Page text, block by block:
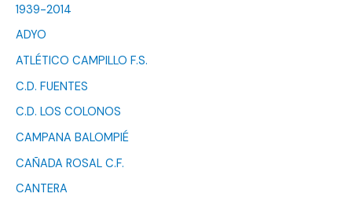
1939-2014
ADYO
ATLÉTICO CAMPILLO F.S.
C.D. FUENTES
C.D. LOS COLONOS
CAMPANA BALOMPIÉ
CAÑADA ROSAL C.F.
CANTERA